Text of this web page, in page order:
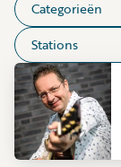
Algemene
voorwaarden